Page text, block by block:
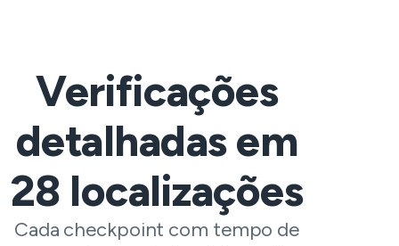
Verificações
detalhadas em
28 localizações
Cada checkpoint com tempo de